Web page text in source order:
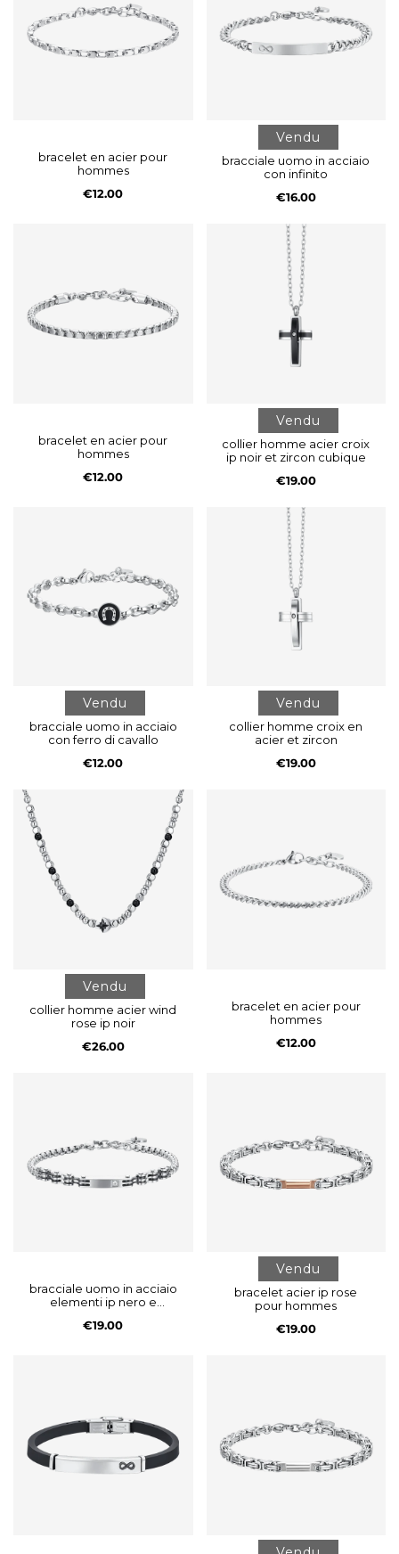
bracelet en acier pour
hommes
€12.00
Vendu
bracciale uomo in acciaio
con infinito
€16.00
bracelet en acier pour
hommes
€12.00
Vendu
collier homme acier croix
ip noir et zircon cubique
€19.00
Vendu
bracciale uomo in acciaio
con ferro di cavallo
€12.00
Vendu
collier homme croix en
acier et zircon
€19.00
Vendu
collier homme acier wind
rose ip noir
€26.00
bracelet en acier pour
hommes
€12.00
bracciale uomo in acciaio
elementi ip nero e
€19.00
Vendu
bracelet acier ip rose
pour hommes
€19.00